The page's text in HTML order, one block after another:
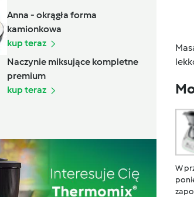
Anna - okrągła forma
kamionkowa
kup teraz
Naczynie miksujące kompletne
premium
kup teraz
W